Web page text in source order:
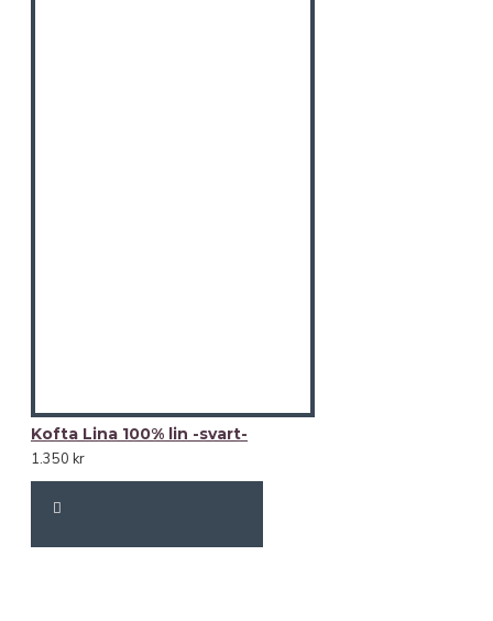
Kofta Lina 100% lin -svart-
1.350 kr